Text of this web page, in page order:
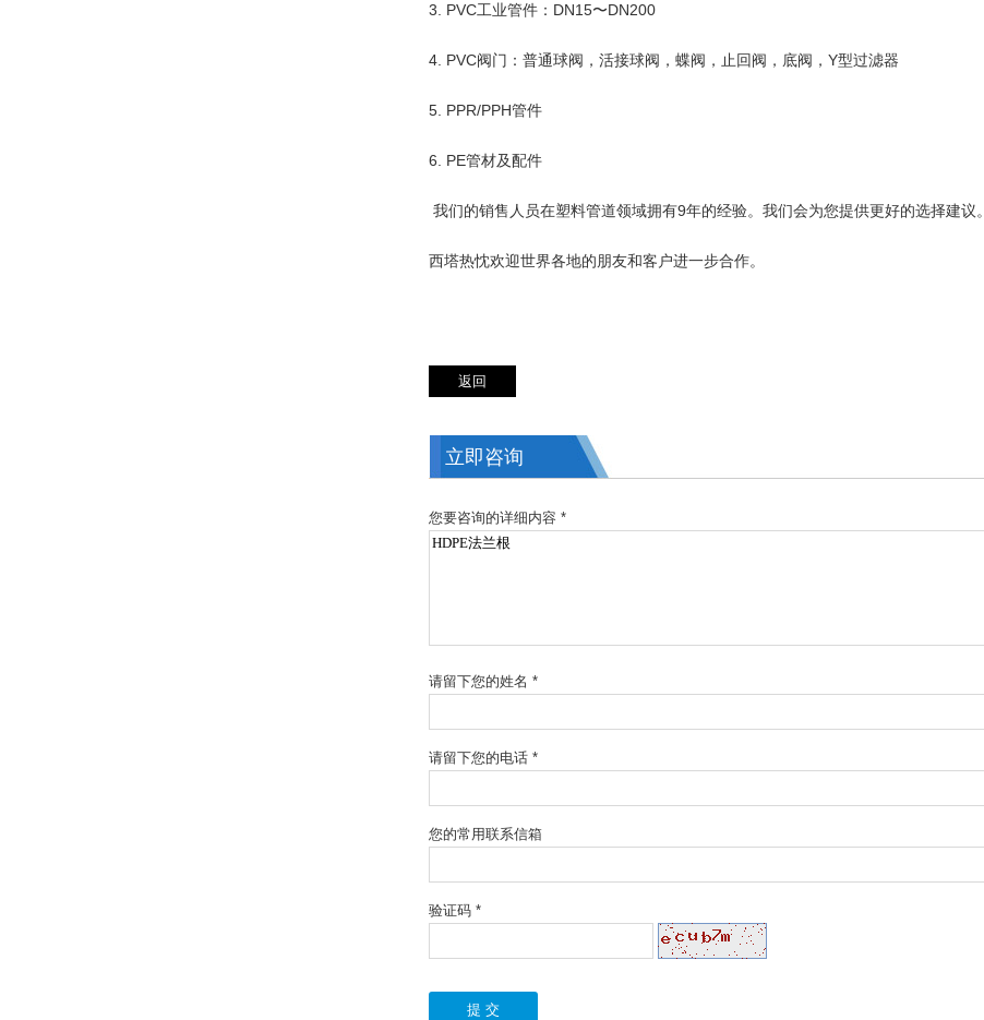
3. PVC工业管件：DN15〜DN200
4. PVC阀门：普通球阀，活接球阀，蝶阀，止回阀，底阀，Y型过滤器
5. PPR/PPH管件
6. PE管材及配件
我们的销售人员在塑料管道领域拥有9年的经验。我们会为您提供更好的选择建议。
西塔热忱欢迎世界各地的朋友和客户进一步合作。
立即咨询
您要咨询的详细内容 *
请留下您的姓名 *
请留下您的电话 *
您的常用联系信箱
验证码 *